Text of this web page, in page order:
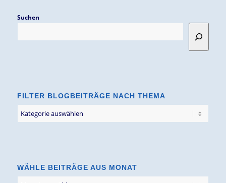
Suchen
FILTER BLOGBEITRÄGE NACH THEMA
Blogbeiträge
WÄHLE BEITRÄGE AUS MONAT